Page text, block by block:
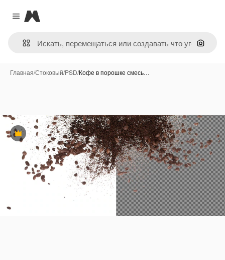
Close menu
Magnific
Поиск
Главная/Стоковый/PSD/Кофе в порошке смесь…
Премиум